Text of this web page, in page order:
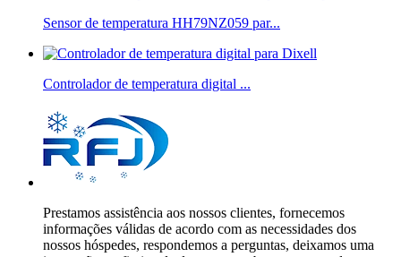
Sensor de temperatura HH79NZ059 par...
Controlador de temperatura digital ...
Prestamos assistência aos nossos clientes, fornecemos
informações válidas de acordo com as necessidades dos
nossos hóspedes, respondemos a perguntas, deixamos uma